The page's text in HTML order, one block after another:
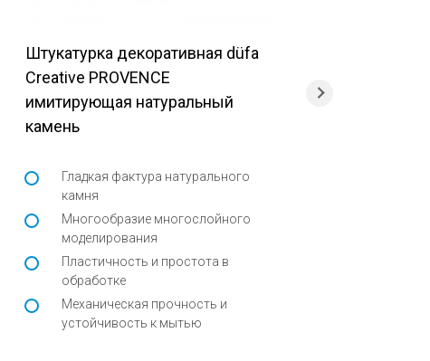
Штукатурка декоративная düfa
Creative PROVENCE
имитирующая натуральный
камень
Гладкая фактура натурального
камня
Многообразие многослойного
моделирования
Пластичность и простота в
обработке
Механическая прочность и
устойчивость к мытью